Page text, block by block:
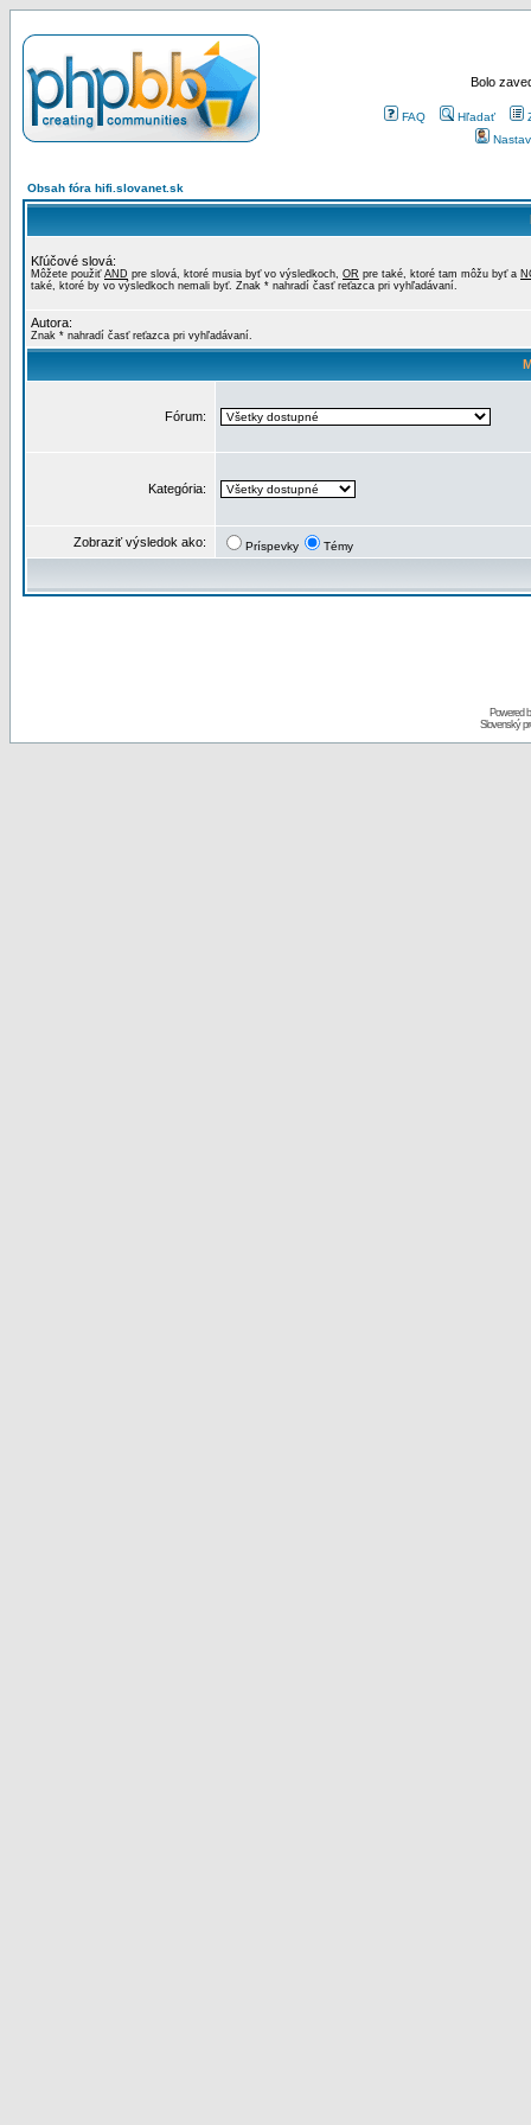
Bolo
FAQ Hľadať
Obsah fóra hifi.slovanet.sk
Kľúčové slová:
Môžete použiť AND pre slová, ktoré musia byť vo výsledkoch, OR pre také, ktoré tam môžu byť a
také, ktoré by vo výsledkoch nemali byť. Znak * nahradí časť reťazca pri vyhľadávaní.
Autora:
Znak * nahradí časť reťazca pri vyhľadávaní.
Fórum:
Kategória:
Zobraziť výsledok ako: Príspevky Témy
Powered
Slovenský